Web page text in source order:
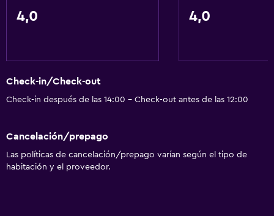
4,0 4,0
Check-in/Check-out
Check-in después de las 14:00 - Check-out antes de las 12:00
Cancelación/prepago
Las políticas de cancelación/prepago varían según el tipo de
habitación y el proveedor.